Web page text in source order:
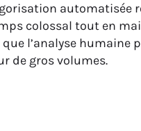
automatisée
colossal tout en
l’analyse humaine
de gros volumes.